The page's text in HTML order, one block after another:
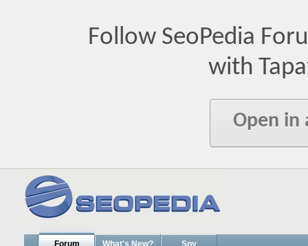
Follow SeoPedia
with
Open in
Forum What's New? Spy